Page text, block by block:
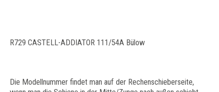
R729 CASTELL-ADDIATOR 111/54A Bülow
Die Modellnummer findet man auf der Rechenschieberseite,